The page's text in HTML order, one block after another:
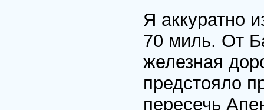
Я аккуратно
70 миль. От
железная
предстояло
пересечь